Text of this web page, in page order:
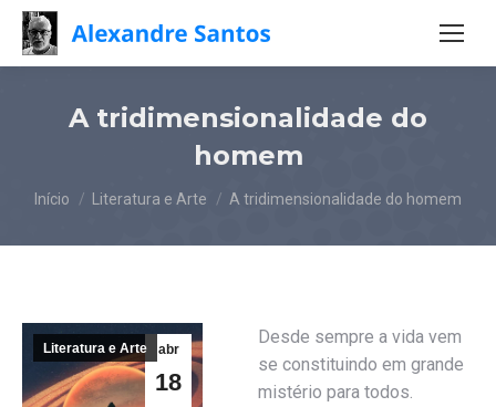
A tridimensionalidade do
homem
Você está aqui:
Início Literatura e Arte A tridimensionalidade do homem
abr
18
Literatura e Arte
Desde sempre a vida vem
se constituindo em grande
mistério para todos.